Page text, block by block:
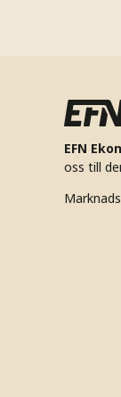
EFN
oss till